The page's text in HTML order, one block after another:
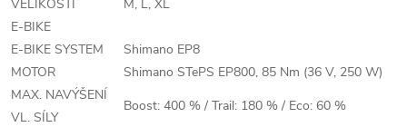
VELIKOSTI
M, L, XL
E-BIKE
E-BIKE SYSTEM
Shimano EP8
MOTOR
Shimano STePS EP800, 85 Nm (36 V, 250 W)
MAX. NAVÝŠENÍ
VL. SÍLY
Boost: 400 % / Trail: 180 % / Eco: 60 %